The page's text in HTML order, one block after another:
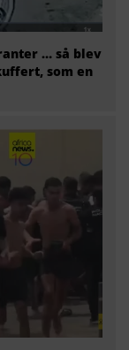
… så blev
som en